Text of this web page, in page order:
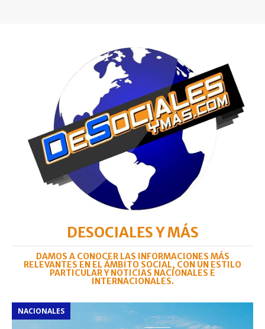
DESOCIALES Y MÁS
DAMOS A CONOCER LAS INFORMACIONES MÁS
RELEVANTES EN EL ÁMBITO SOCIAL, CON UN ESTILO
PARTICULAR Y NOTICIAS NACIONALES E
INTERNACIONALES.
NACIONALES